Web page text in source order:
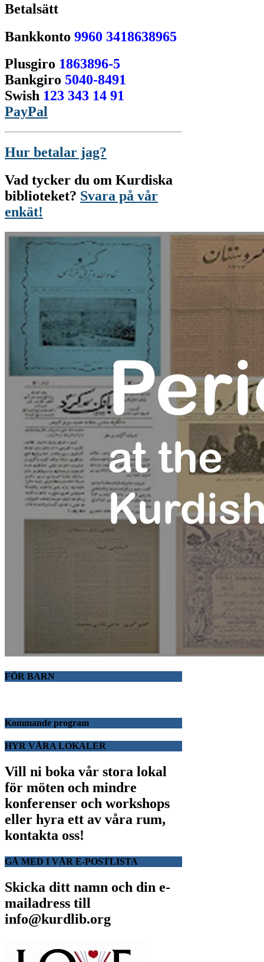
Betalsätt
Bankkonto 9960 3418638965
Plusgiro 1863896-5
Bankgiro 5040-8491
Swish 123 343 14 91
PayPal
Hur betalar jag?
Vad tycker du om Kurdiska
biblioteket? Svara på vår
enkät!
FÖR BARN
Kommande program
HYR VÅRA LOKALER
Vill ni boka vår stora lokal
för möten och mindre
konferenser och workshops
eller hyra ett av våra rum,
kontakta oss!
GÅ MED I VÅR E-POSTLISTA
Skicka ditt namn och din e-
mailadress till
info@kurdlib.org